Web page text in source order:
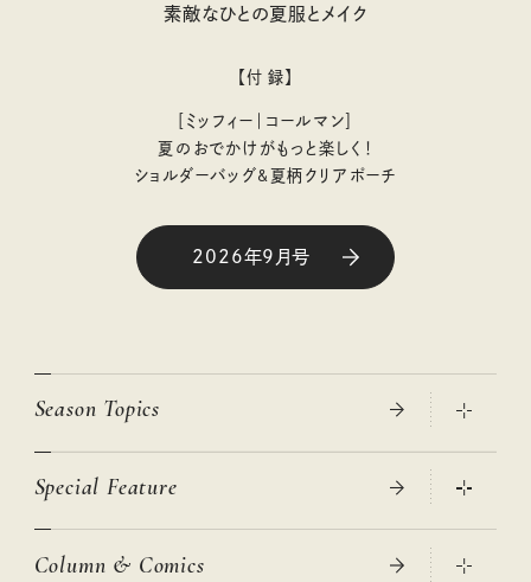
素敵なひとの夏服とメイク
【付 録】
［ミッフィー｜コールマン］
夏のおでかけがもっと楽しく！
ショルダーバッグ&夏柄クリアポーチ
2026年9月号
Season Topics
真夏のひんやりグッズ 2026
ニトリ・イケア・無印良品で賢くおしゃれなインテリア
Special Feature
2026年春夏 トレンドファッションニュース
Column & Comics